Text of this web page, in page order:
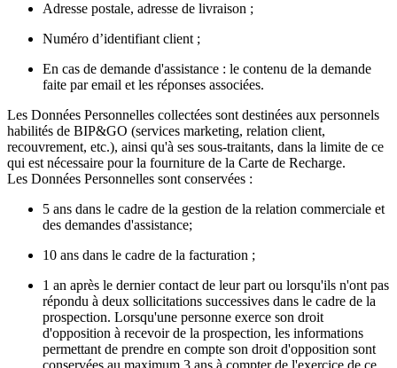
Adresse postale, adresse de livraison ;
Numéro d’identifiant client ;
En cas de demande d'assistance : le contenu de la demande
faite par email et les réponses associées.
Les Données Personnelles collectées sont destinées aux personnels
habilités de BIP&GO (services marketing, relation client,
recouvrement, etc.), ainsi qu'à ses sous-traitants, dans la limite de ce
qui est nécessaire pour la fourniture de la Carte de Recharge.
Les Données Personnelles sont conservées :
5 ans dans le cadre de la gestion de la relation commerciale et
des demandes d'assistance;
10 ans dans le cadre de la facturation ;
1 an après le dernier contact de leur part ou lorsqu'ils n'ont pas
répondu à deux sollicitations successives dans le cadre de la
prospection. Lorsqu'une personne exerce son droit
d'opposition à recevoir de la prospection, les informations
permettant de prendre en compte son droit d'opposition sont